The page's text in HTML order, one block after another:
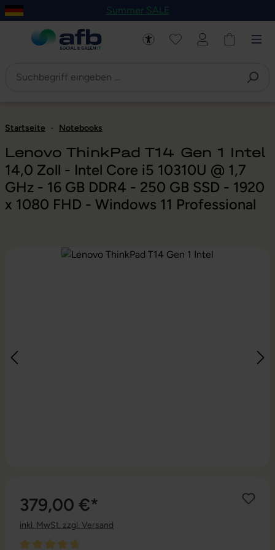
Hauptinhalt springen
Zur Navigation der B2B-Plattform springen
Summer SALE
Startseite - Notebooks
Lenovo ThinkPad T14 Gen 1 Intel
14,0 Zoll - Intel Core i5 10310U @ 1,7
GHz - 16 GB DDR4 - 250 GB SSD - 1920
x 1080 FHD - Windows 11 Professional
Bildergalerie überspringen
379,00 €*
inkl. MwSt. zzgl. Versand